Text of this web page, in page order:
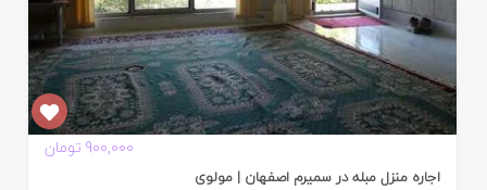
900,000 تومان
اجاره منزل مبله در سمیرم اصفهان | مولوی